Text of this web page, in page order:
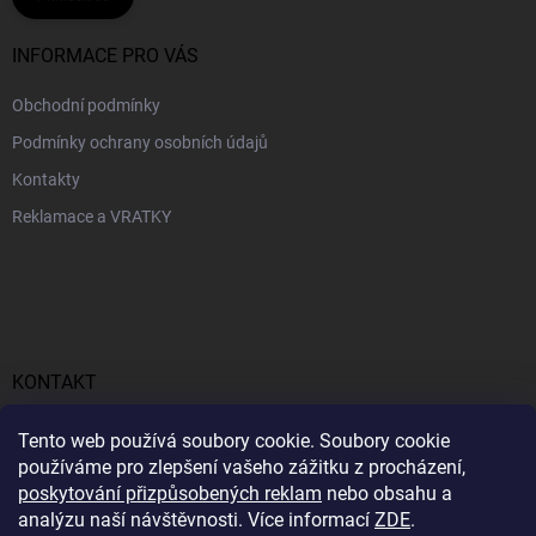
Tento web používá soubory cookie. Soubory cookie
používáme pro zlepšení vašeho zážitku z procházení,
poskytování přizpůsobených reklam nebo obsahu a
analýzu naší návštěvnosti. Více informací ZDE.
INFORMACE PRO VÁS
Obchodní podmínky
Podmínky ochrany osobních údajů
Kontakty
Reklamace a VRATKY
KONTAKT
obchod@profitent.cz
+420770645768
https://www.facebook.com/profitent.sk/